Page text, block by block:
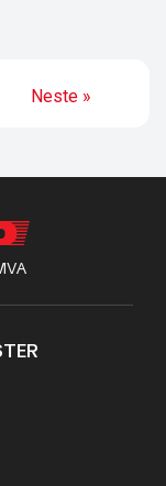
Neste »